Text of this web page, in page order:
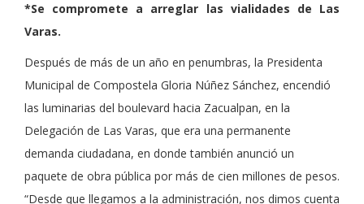
*Se compromete a arreglar las vialidades de Las
Varas.
Después de más de un año en penumbras, la Presidenta
Municipal de Compostela Gloria Núñez Sánchez, encendió
las luminarias del boulevard hacia Zacualpan, en la
Delegación de Las Varas, que era una permanente
demanda ciudadana, en donde también anunció un
paquete de obra pública por más de cien millones de pesos.
“Desde que llegamos a la administración, nos dimos cuenta